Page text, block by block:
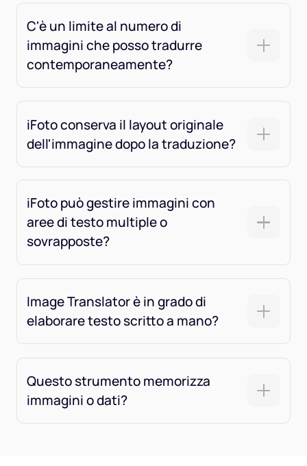
C'è un limite al numero di
immagini che posso tradurre
contemporaneamente?
iFoto conserva il layout originale
dell'immagine dopo la traduzione?
iFoto può gestire immagini con
aree di testo multiple o
sovrapposte?
Image Translator è in grado di
elaborare testo scritto a mano?
Questo strumento memorizza
immagini o dati?